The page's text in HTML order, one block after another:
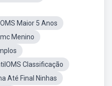
Maior 5 Anos
Menino
Classificação
Até Final Ninhas